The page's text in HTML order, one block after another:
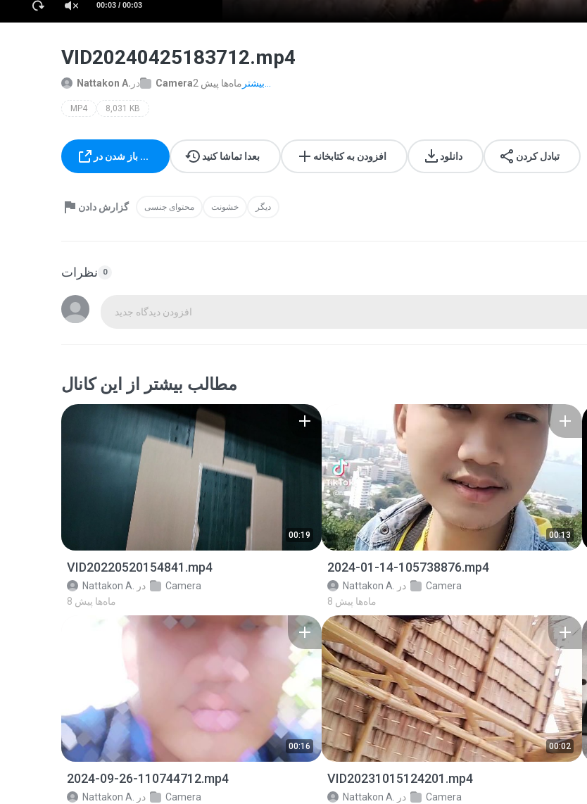
00:03 / 00:03
VID20240425183712.mp4
Nattakon A. در Camera 2 ماه‌ها پیش
MP4 8,031 KB
باز شدن در ... بعدا تماشا کنید افزودن به کتابخانه دانلود تبادل کردن
گزارش دادن محتوای جنسی خشونت دیگر
نظرات 0
افزودن دیدگاه جدید
مطالب بیشتر از این کانال
00:19
VID20220520154841.mp4
Nattakon A. در
Camera
8 ماه‌ها پیش
00:13
2024-01-14-105738876.mp4
Nattakon A. در
Camera
8 ماه‌ها پیش
00:16
2024-09-26-110744712.mp4
Nattakon A. در
Camera
00:02
VID20231015124201.mp4
Nattakon A. در
Camera